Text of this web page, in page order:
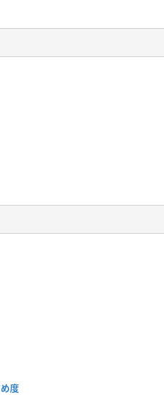
度